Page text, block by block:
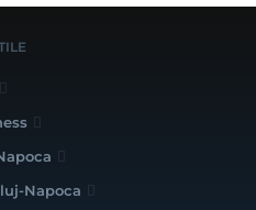
Napoca